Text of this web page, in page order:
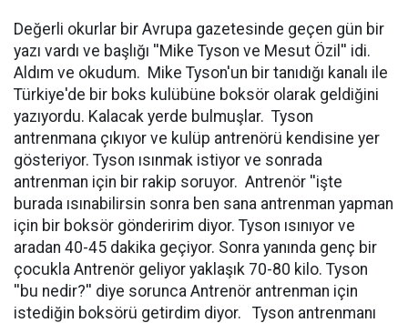
Değerli okurlar bir Avrupa gazetesinde geçen gün bir
yazı vardı ve başlığı ''Mike Tyson ve Mesut Özil'' idi.
Aldım ve okudum. Mike Tyson'un bir tanıdığı kanalı ile
Türkiye'de bir boks kulübüne boksör olarak geldiğini
yazıyordu. Kalacak yerde bulmuşlar. Tyson
antrenmana çıkıyor ve kulüp antrenörü kendisine yer
gösteriyor. Tyson ısınmak istiyor ve sonrada
antrenman için bir rakip soruyor. Antrenör ''işte
burada ısınabilirsin sonra ben sana antrenman yapman
için bir boksör gönderirim diyor. Tyson ısınıyor ve
aradan 40-45 dakika geçiyor. Sonra yanında genç bir
çocukla Antrenör geliyor yaklaşık 70-80 kilo. Tyson
''bu nedir?'' diye sorunca Antrenör antrenman için
istediğin boksörü getirdim diyor. Tyson antrenmanı